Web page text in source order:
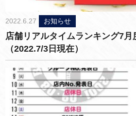
2022.6.27 お知らせ
店舗リアルタイムランキング7月
（2022.7/3日現在）